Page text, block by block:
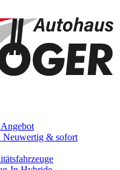
Angebot
Neuwertig & sofort